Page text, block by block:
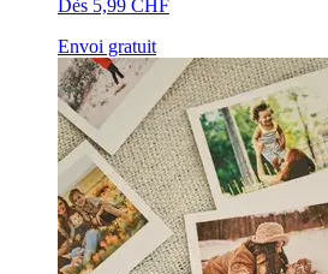
Dès 5,99 CHF
Envoi gratuit